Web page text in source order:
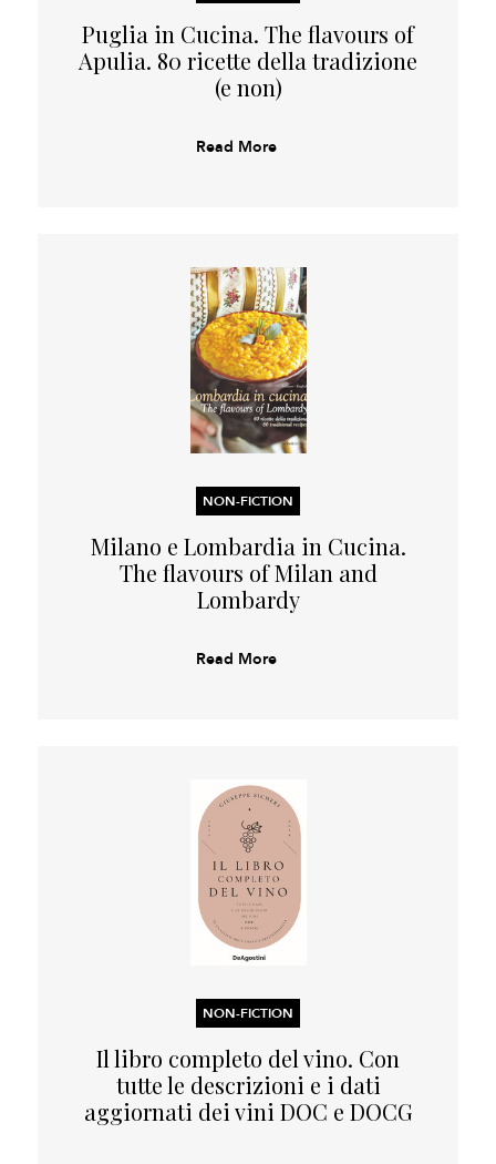
Puglia in Cucina. The flavours of
Apulia. 80 ricette della tradizione
(e non)
Read More
NON-FICTION
Milano e Lombardia in Cucina.
The flavours of Milan and
Lombardy
Read More
NON-FICTION
Il libro completo del vino. Con
tutte le descrizioni e i dati
aggiornati dei vini DOC e DOCG